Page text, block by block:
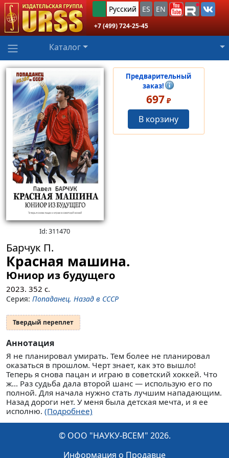
Русский ES EN
+7 (499) 724-25-45
Каталог
Id: 311470
Предварительный
заказ!
697 ₽
В корзину
Барчук П.
Красная машина.
Юниор из будущего
2023. 352 с.
Серия: Попаданец. Назад в СССР
Твердый переплет
Аннотация
Я не планировал умирать. Тем более не планировал
оказаться в прошлом. Черт знает, как это вышло!
Теперь я снова пацан и играю в советский хоккей. Что
ж... Раз судьба дала второй шанс — использую его по
полной. Для начала нужно стать лучшим нападающим.
Назад дороги нет. У меня была детская мечта, и я ее
исполню. (Подробнее)
© ООО "НАУКУ-ВСЕМ" 2026.
Информация о Продавце